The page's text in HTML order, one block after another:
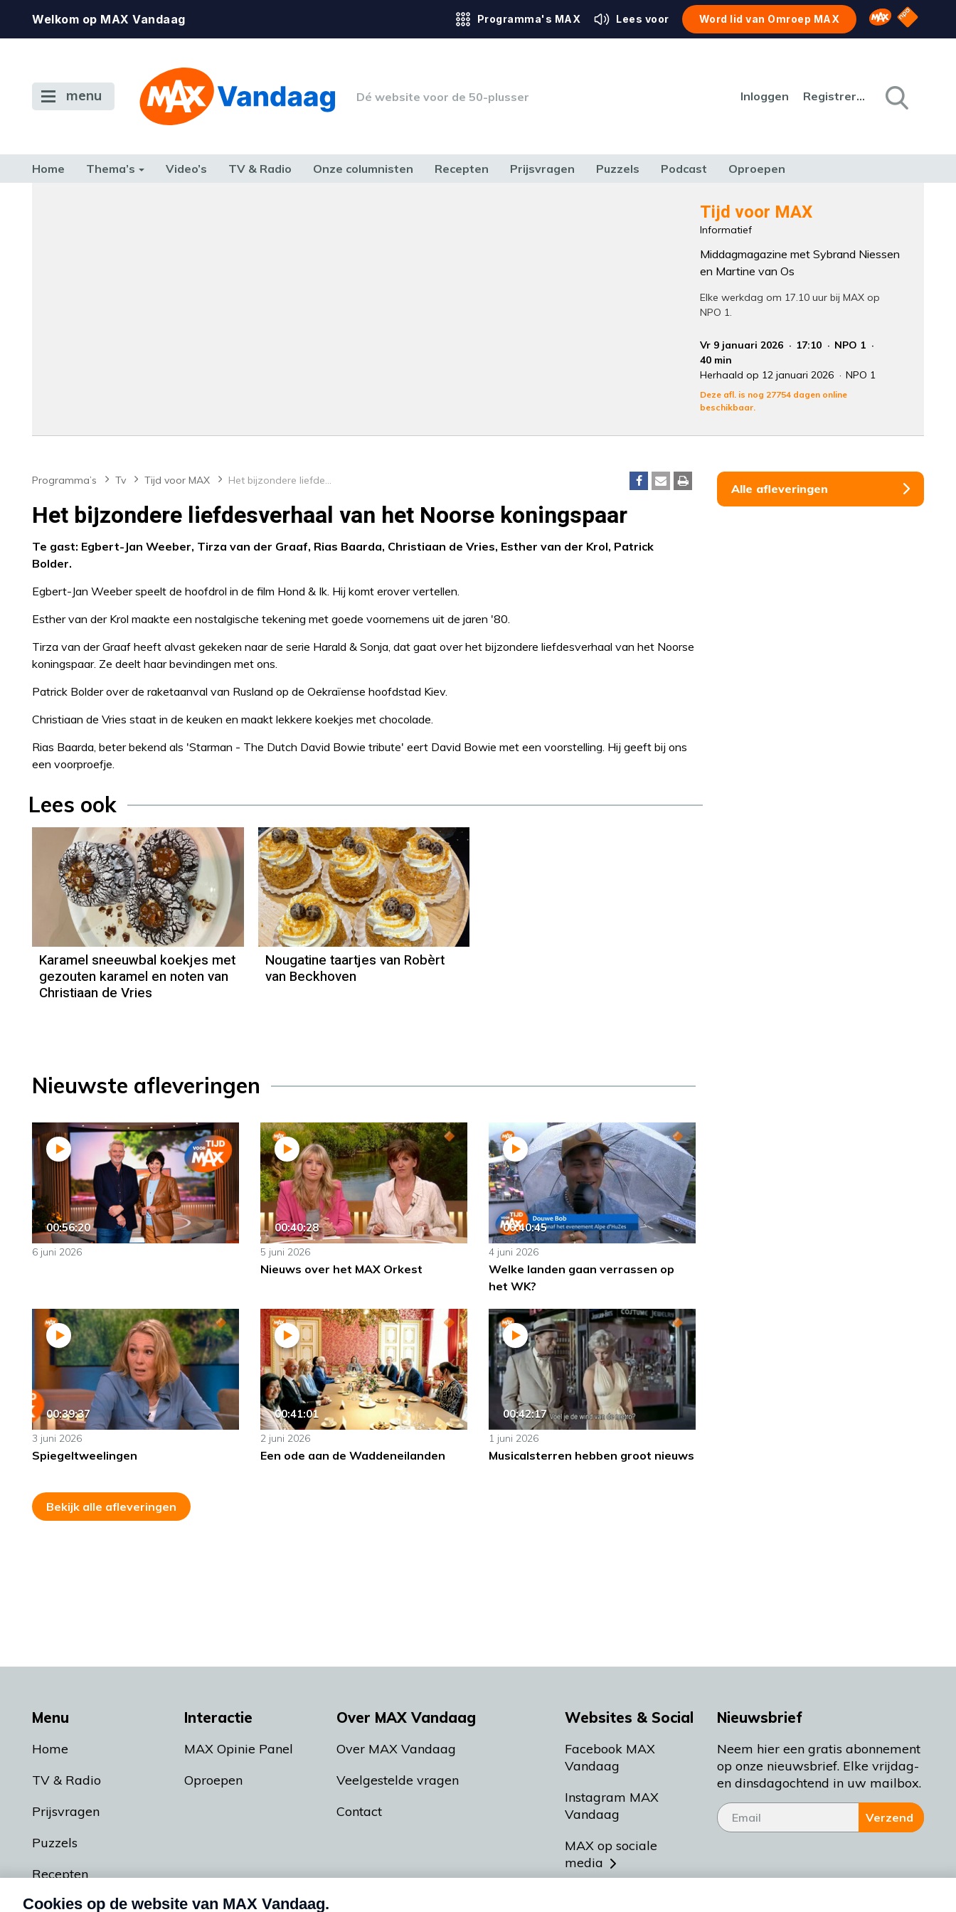
Welkom op MAX Vandaag Programma's MAX Lees voor Word lid van Omroep MAX Omroep MAX
NPO
menu Dé website voor de 50-plusser Inloggen Registreren
Home Thema’s Video’s TV & Radio Onze columnisten Recepten Prijsvragen Puzzels Podcast Oproepen
Tijd voor MAX
Informatief
Middagmagazine met Sybrand Niessen
en Martine van Os
Elke werkdag om 17.10 uur bij MAX op
NPO 1.
Vr 9 januari 2026 17:10
NPO 1
40 min
Herhaald op 12 januari 2026
NPO 1
Deze afl. is nog 27754 dagen online
beschikbaar.
Programma’s Tv Tijd voor MAX Het bijzondere liefdesverhaal van het Noorse koningspaar
Het bijzondere liefdesverhaal van het Noorse koningspaar
Te gast: Egbert-Jan Weeber, Tirza van der Graaf, Rias Baarda, Christiaan de Vries, Esther van der Krol, Patrick
Bolder.
Egbert-Jan Weeber speelt de hoofdrol in de film Hond & Ik. Hij komt erover vertellen.
Esther van der Krol maakte een nostalgische tekening met goede voornemens uit de jaren '80.
Tirza van der Graaf heeft alvast gekeken naar de serie Harald & Sonja, dat gaat over het bijzondere liefdesverhaal van het Noorse
koningspaar. Ze deelt haar bevindingen met ons.
Patrick Bolder over de raketaanval van Rusland op de Oekraïense hoofdstad Kiev.
Christiaan de Vries staat in de keuken en maakt lekkere koekjes met chocolade.
Rias Baarda, beter bekend als 'Starman - The Dutch David Bowie tribute' eert David Bowie met een voorstelling. Hij geeft bij ons
een voorproefje.
Lees ook
Karamel sneeuwbal koekjes met
gezouten karamel en noten van
Christiaan de Vries
Nougatine taartjes van Robèrt
van Beckhoven
Nieuwste afleveringen
00:56:20
6 juni 2026
00:40:28
5 juni 2026
Nieuws over het MAX Orkest
00:40:45
4 juni 2026
Welke landen gaan verrassen op
het WK?
00:39:37
3 juni 2026
Spiegeltweelingen
00:41:01
2 juni 2026
Een ode aan de Waddeneilanden
00:42:17
1 juni 2026
Musicalsterren hebben groot nieuws
Bekijk alle afleveringen
Alle afleveringen
Menu
Home
TV & Radio
Prijsvragen
Puzzels
Recepten
Podcasts
Interactie
MAX Opinie Panel
Oproepen
Over MAX Vandaag
Over MAX Vandaag
Veelgestelde vragen
Contact
Websites & Social
Facebook MAX
Vandaag
Instagram MAX
Vandaag
MAX op sociale
media
Nieuwsbrief
Neem hier een gratis abonnement
op onze nieuwsbrief. Elke vrijdag-
en dinsdagochtend in uw mailbox.
Verzend